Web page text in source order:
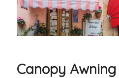
Canopy